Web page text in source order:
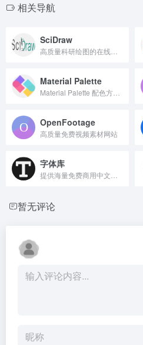
相关导航
SciDraw
Material Palette
OpenFootage
高质量免费视频素材网站
字体库
暂无评论